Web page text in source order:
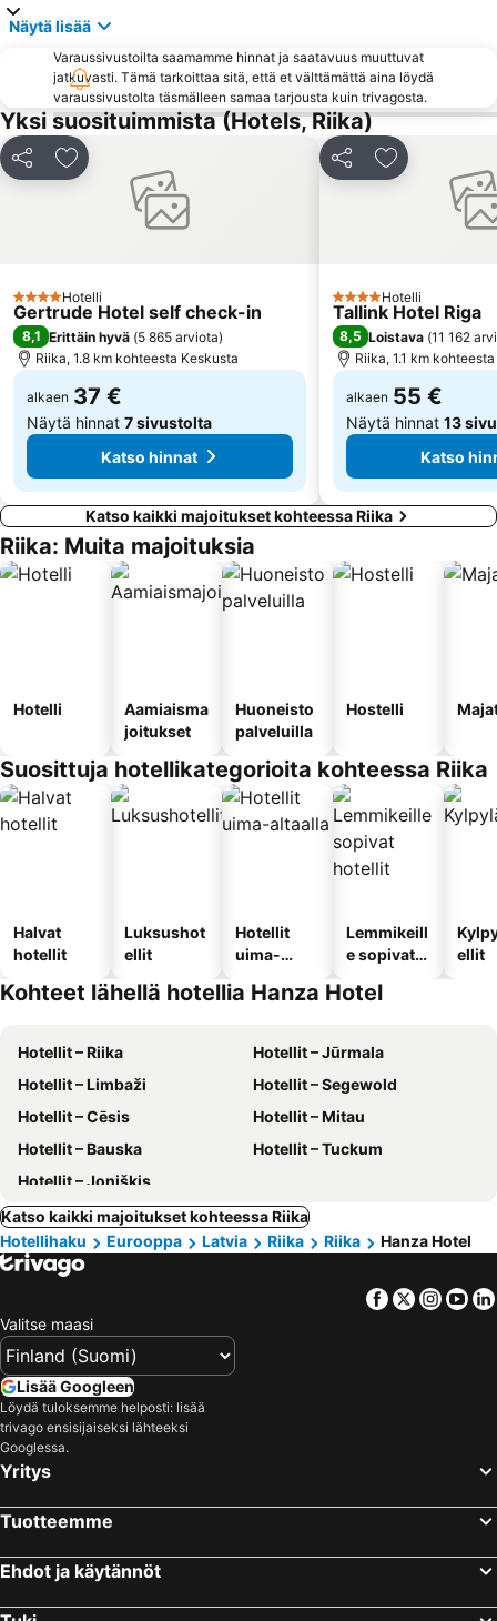
Ķengarags
Latvian riflemen
Šampēteris
Vecāķi
Kleisti
Berģi
LIDO Recreation Centre
Zolitūde
Melngalvju nams
Vidzemes priekšpilsēta
Vecmīlgrāvis
Avotu iela
Royal Casino
Torņakalns
Ziemeļu rajons
Teika
Näytä lisää
Varaussivustoilta saamamme hinnat ja saatavuus muuttuvat
jatkuvasti. Tämä tarkoittaa sitä, että et välttämättä aina löydä
varaussivustolta täsmälleen samaa tarjousta kuin trivagosta.
Yksi suosituimmista (Hotels, Riika)
Jaa Lisää suosikkeihin
4 Tähtiluokitus
Hotelli
Gertrude Hotel self check-in
8,1 Erittäin hyvä (5 865 arviota)
Riika, 1.8 km kohteesta Keskusta
alkaen 37 €
Näytä hinnat 7 sivustolta
Katso hinnat
Jaa Lisää
4 Tähtiluokitus
Hotelli
Tallink Hotel Riga
8,5 Loistava (11 162
Riika, 1.1 km
alkaen 55 €
Näytä hinnat 13
Katso
Katso kaikki majoitukset kohteessa Riika
Riika: Muita majoituksia
Hotelli
Aamiaisma
joitukset
Huoneisto
palveluilla
Hostelli
Suosittuja hotellikategorioita kohteessa Riika
Halvat
hotellit
Luksushot
ellit
Hotellit
uima-
Lemmikeill
e sopivat
ellit
Kohteet lähellä hotellia Hanza Hotel
Hotellit – Riika
Hotellit – Jūrmala
Hotellit – Limbaži
Hotellit – Segewold
Hotellit – Cēsis
Hotellit – Mitau
Hotellit – Bauska
Hotellit – Tuckum
Hotellit – Joniškis
Katso kaikki majoitukset kohteessa Riika
Hotellihaku
Eurooppa Latvia Riika Riika Hanza Hotel
Facebook
Twitter
Valitse maasi
Lisää Googleen
Löydä tuloksemme helposti: lisää
trivago ensisijaiseksi lähteeksi
Googlessa.
Yritys
Tuotteemme
Ehdot ja käytännöt